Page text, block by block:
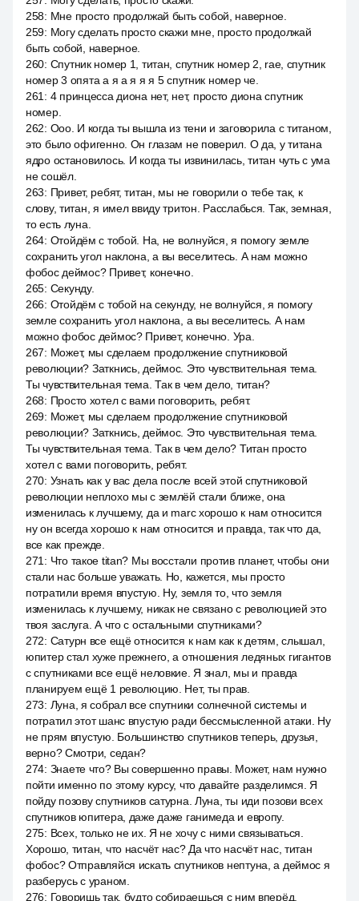
258: Мне просто продолжай быть собой, наверное.
259: Могу сделать просто скажи мне, просто продолжай
быть собой, наверное.
260: Спутник номер 1, титан, спутник номер 2, rae, спутник
номер 3 опята а я а я я я 5 спутник номер че.
261 : 4 принцесса диона нет, нет, просто диона спутник
номер.
262: Ооо. И когда ты вышла из тени и заговорила с титаном,
это было офигенно. Он глазам не поверил. О да, у титана
ядро остановилось. И когда ты извинилась, титан чуть с ума
не сошёл.
263: Привет, ребят, титан, мы не говорили о тебе так, к
слову, титан, я имел ввиду тритон. Расслабься. Так, земная,
то есть луна.
264: Отойдём с тобой. На, не волнуйся, я помогу земле
сохранить угол наклона, а вы веселитесь. А нам можно
фобос деймос? Привет, конечно.
265: Секунду.
266: Отойдём с тобой на секунду, не волнуйся, я помогу
земле сохранить угол наклона, а вы веселитесь. А нам
можно фобос деймос? Привет, конечно. Ура.
267: Может, мы сделаем продолжение спутниковой
революции? Заткнись, деймос. Это чувствительная тема.
Ты чувствительная тема. Так в чем дело, титан?
268: Просто хотел с вами поговорить, ребят.
269: Может, мы сделаем продолжение спутниковой
революции? Заткнись, деймос. Это чувствительная тема.
Ты чувствительная тема. Так в чем дело? Титан просто
хотел с вами поговорить, ребят.
270: Узнать как у вас дела после всей этой спутниковой
революции неплохо мы с землёй стали ближе, она
изменилась к лучшему, да и marc хорошо к нам относится
ну он всегда хорошо к нам относится и правда, так что да,
все как прежде.
271 : Что такое titan? Мы восстали против планет, чтобы они
стали нас больше уважать. Но, кажется, мы просто
потратили время впустую. Ну, земля то, что земля
изменилась к лучшему, никак не связано с революцией это
твоя заслуга. А что с остальными спутниками?
272: Сатурн все ещё относится к нам как к детям, слышал,
юпитер стал хуже прежнего, а отношения ледяных гигантов
с спутниками все ещё неловкие. Я знал, мы и правда
планируем ещё 1 революцию. Нет, ты прав.
273: Луна, я собрал все спутники солнечной системы и
потратил этот шанс впустую ради бессмысленной атаки. Ну
не прям впустую. Большинство спутников теперь, друзья,
верно? Смотри, седан?
274: Знаете что? Вы совершенно правы. Может, нам нужно
пойти именно по этому курсу, что давайте разделимся. Я
пойду позову спутников сатурна. Луна, ты иди позови всех
спутников юпитера, даже даже ганимеда и европу.
275: Всех, только не их. Я не хочу с ними связываться.
Хорошо, титан, что насчёт нас? Да что насчёт нас, титан
фобос? Отправляйся искать спутников нептуна, а деймос я
разберусь с ураном.
276: Говоришь так, будто собираешься с ним вперёд.